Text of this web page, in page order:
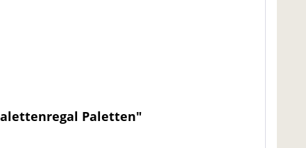
Paletten"